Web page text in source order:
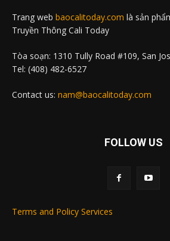
Trang web baocalitoday.com là sản
Truyền Thông Cali Today
Tòa soạn: 1310 Tully Road #109, San
Tel: (408) 482-6527
Contact us: nam@baocalitoday.com
FOLLOW US
Terms and Policy Services